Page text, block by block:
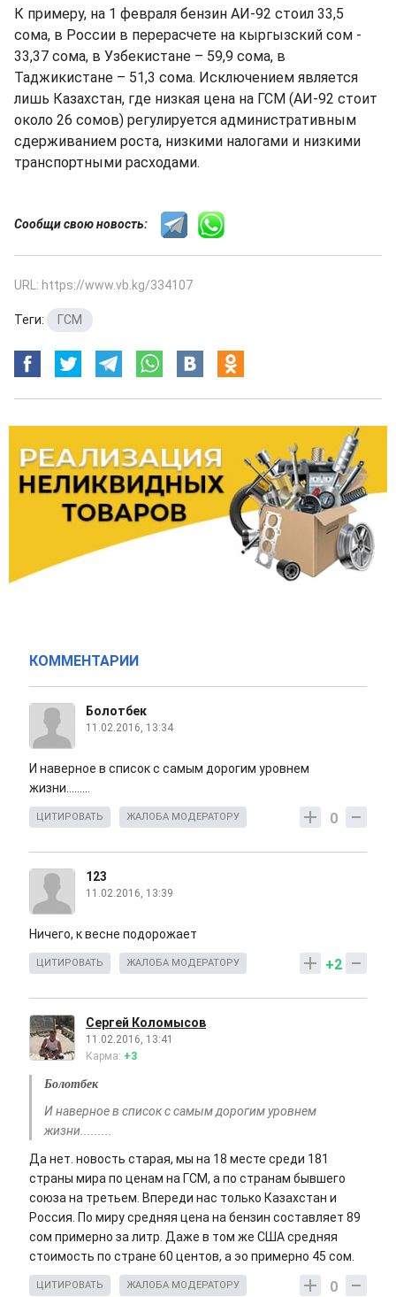
К примеру, на 1 февраля бензин АИ-92 стоил 33,5
сома, в России в перерасчете на кыргызский сом -
33,37 сома, в Узбекистане – 59,9 сома, в
Таджикистане – 51,3 сома. Исключением является
лишь Казахстан, где низкая цена на ГСМ (АИ-92 стоит
около 26 сомов) регулируется административным
сдерживанием роста, низкими налогами и низкими
транспортными расходами.
Сообщи свою новость:
URL: https://www.vb.kg/334107
Теги: ГСМ
КОММЕНТАРИИ
Болотбек
11.02.2016, 13:34
И наверное в список с самым дорогим уровнем
жизни.........
0
ЦИТИРОВАТЬ ЖАЛОБА МОДЕРАТОРУ
123
11.02.2016, 13:39
Ничего, к весне подорожает
+2
ЦИТИРОВАТЬ ЖАЛОБА МОДЕРАТОРУ
Сергей Коломысов
11.02.2016, 13:41
Карма: +3
Болотбек
И наверное в список с самым дорогим уровнем
жизни.........
Да нет. новость старая, мы на 18 месте среди 181
страны мира по ценам на ГСМ, а по странам бывшего
союза на третьем. Впереди нас только Казахстан и
Россия. По миру средняя цена на бензин составляет 89
сом примерно за литр. Даже в том же США средняя
стоимость по стране 60 центов, а эо примерно 45 сом.
0
ЦИТИРОВАТЬ ЖАЛОБА МОДЕРАТОРУ